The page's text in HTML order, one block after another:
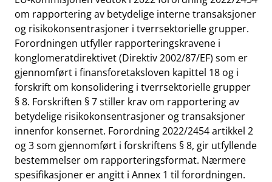
om rapportering av betydelige interne transaksjoner
og risikokonsentrasjoner i tverrsektorielle grupper.
Forordningen utfyller rapporteringskravene i
konglomeratdirektivet (Direktiv 2002/87/EF) som er
gjennomført i finansforetaksloven kapittel 18 og i
forskrift om konsolidering i tverrsektorielle grupper
§ 8. Forskriften § 7 stiller krav om rapportering av
betydelige risikokonsentrasjoner og transaksjoner
innenfor konsernet. Forordning 2022/2454 artikkel 2
og 3 som gjennomført i forskriftens § 8, gir utfyllende
bestemmelser om rapporteringsformat. Nærmere
spesifikasjoner er angitt i Annex 1 til forordningen.